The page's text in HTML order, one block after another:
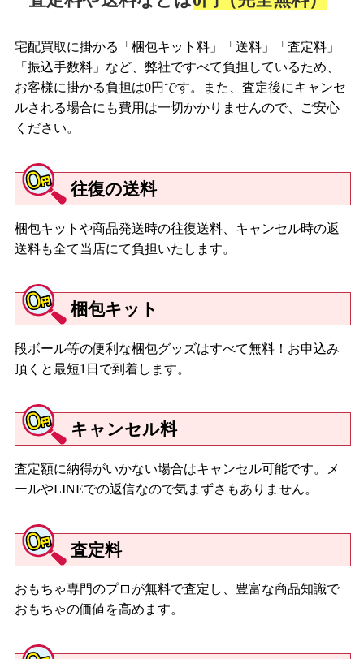
宅配買取に掛かる「梱包キット料」「送料」「査定料」
「振込手数料」など、弊社ですべて負担しているため、
お客様に掛かる負担は0円です。また、査定後にキャンセ
ルされる場合にも費用は一切かかりませんので、ご安心
ください。
往復の送料
梱包キットや商品発送時の往復送料、キャンセル時の返
送料も全て当店にて負担いたします。
梱包キット
段ボール等の便利な梱包グッズはすべて無料！お申込み
頂くと最短1日で到着します。
キャンセル料
査定額に納得がいかない場合はキャンセル可能です。メ
ールやLINEでの返信なので気まずさもありません。
査定料
おもちゃ専門のプロが無料で査定し、豊富な商品知識で
おもちゃの価値を高めます。